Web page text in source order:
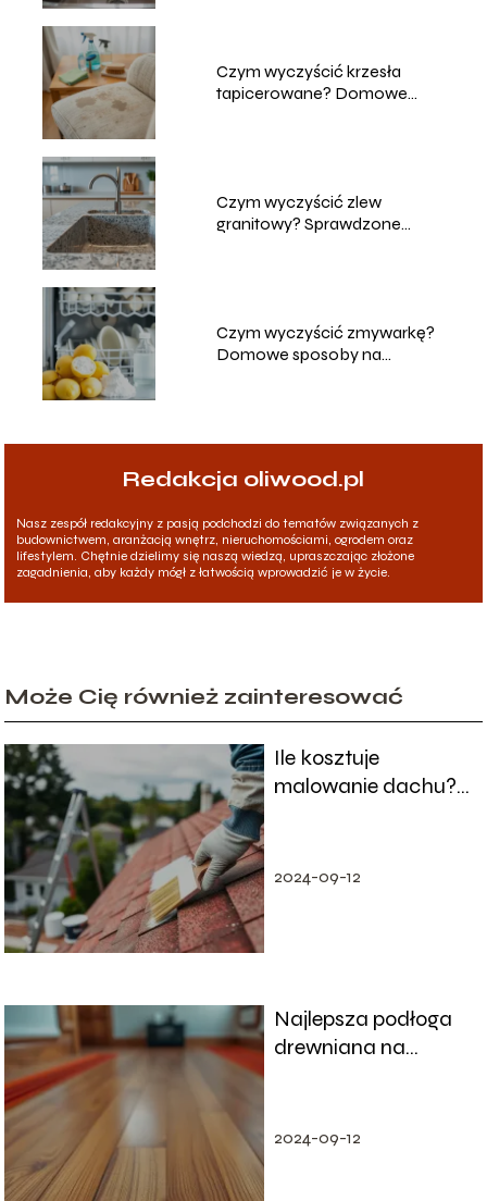
Czym wyczyścić krzesła
tapicerowane? Domowe
Czym wyczyścić zlew
granitowy? Sprawdzone
Czym wyczyścić zmywarkę?
Domowe sposoby na
Redakcja oliwood.pl
Nasz zespół redakcyjny z pasją podchodzi do tematów związanych z
budownictwem, aranżacją wnętrz, nieruchomościami, ogrodem oraz
lifestylem. Chętnie dzielimy się naszą wiedzą, upraszczając złożone
zagadnienia, aby każdy mógł z łatwością wprowadzić je w życie.
Może Cię również zainteresować
Ile kosztuje
malowanie dachu?
2024-09-12
Najlepsza podłoga
drewniana na
warto wiedzieć?
2024-09-12